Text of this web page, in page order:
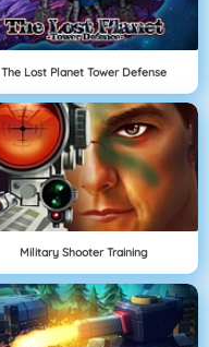
The Lost Planet Tower Defense
Military Shooter Training